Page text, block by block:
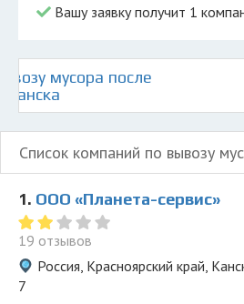
Вашу заявку получит 1
мусора после
Канска
Список компаний по вывозу
1. ООО «Планета-сервис»
19 отзывов
Россия, Красноярский край,
7